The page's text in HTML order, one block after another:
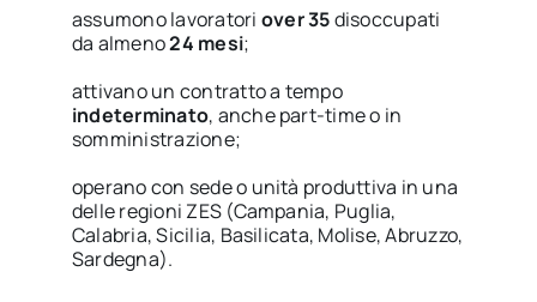
assumono lavoratori over 35disoccupati
da almeno24 mesi;
attivano un contratto a tempo
indeterminato, anche part-time o in
somministrazione;
operano con sede o unità produttiva in una
delle regioni ZES (Campania, Puglia,
Calabria, Sicilia, Basilicata, Molise, Abruzzo,
Sardegna).